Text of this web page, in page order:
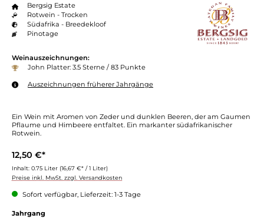
Bergsig Estate
Rotwein - Trocken
Südafrika - Breedekloof
Pinotage
Weinauszeichnungen:
John Platter: 3.5 Sterne / 83 Punkte
Auszeichnungen früherer Jahrgänge
Ein Wein mit Aromen von Zeder und dunklen Beeren, der am Gaumen
Pflaume und Himbeere entfaltet. Ein markanter südafrikanischer
Rotwein.
12,50 €*
Inhalt: 0.75 Liter (16,67 €* / 1 Liter)
Preise inkl. MwSt. zzgl. Versandkosten
Sofort verfügbar, Lieferzeit: 1-3 Tage
Jahrgang